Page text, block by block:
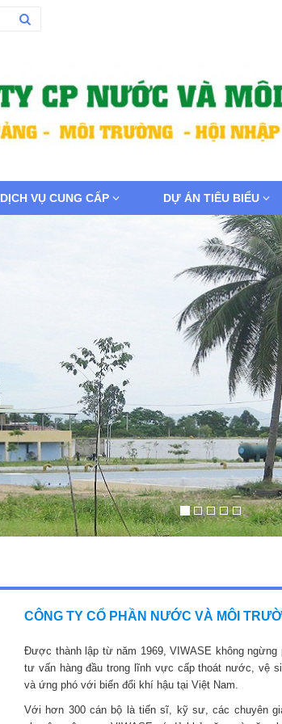
DỊCH VỤ CUNG CẤP DỰ ÁN TIÊU BIỂU
CÔNG TY CỔ PHẦN NƯỚC VÀ MÔI
Được thành lập từ năm 1969, VIWASE không
tư vấn hàng đầu trong lĩnh vực cấp thoát nước, vệ
và ứng phó với biến đổi khí hậu tại Việt Nam.
Với hơn 300 cán bộ là tiến sĩ, kỹ sư, các chuyên